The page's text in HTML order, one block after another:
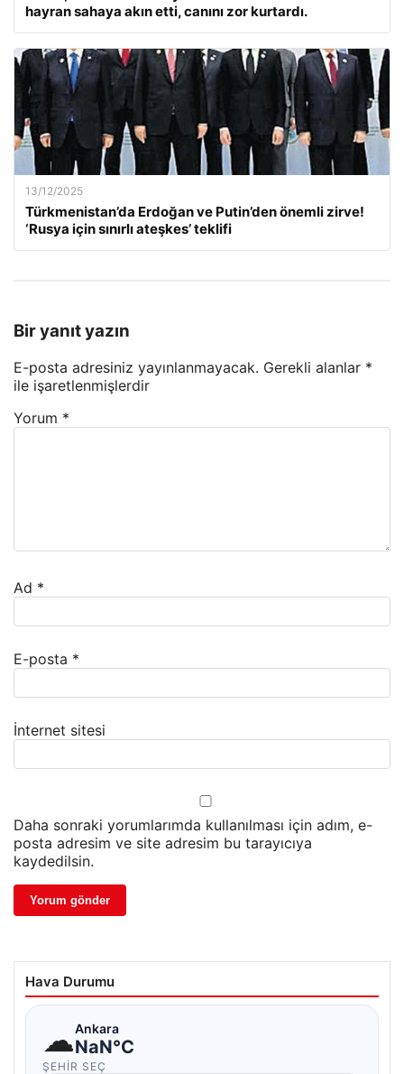
hayran sahaya akın etti, canını zor kurtardı.
13/12/2025
Türkmenistan’da Erdoğan ve Putin’den önemli zirve!
‘Rusya için sınırlı ateşkes’ teklifi
Bir yanıt yazın
E-posta adresiniz yayınlanmayacak. Gerekli alanlar *
ile işaretlenmişlerdir
Yorum *
Ad *
E-posta *
İnternet sitesi
Daha sonraki yorumlarımda kullanılması için adım, e-
posta adresim ve site adresim bu tarayıcıya
kaydedilsin.
Hava Durumu
☁Ankara
NaN°C
ŞEHIR SEÇ